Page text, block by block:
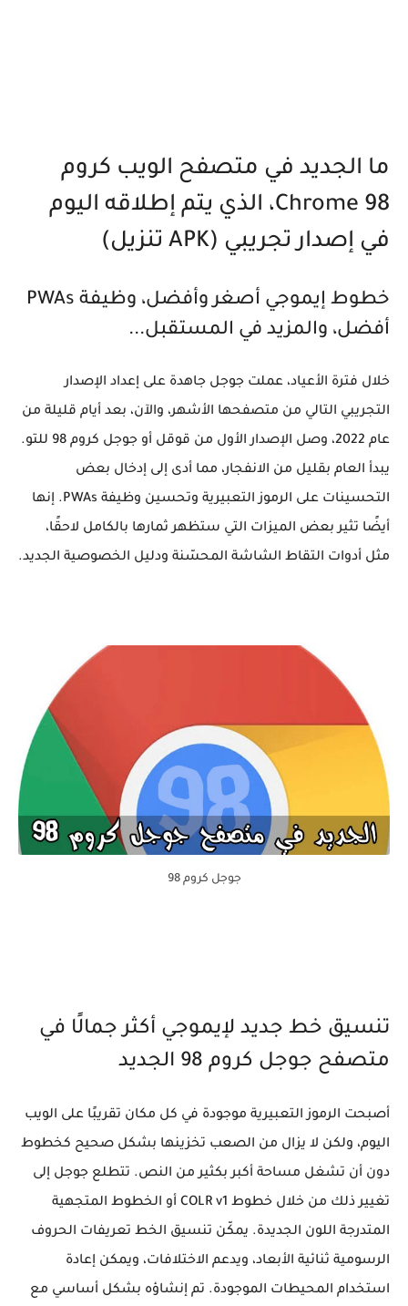
ما الجديد في متصفح الويب كروم
Chrome 98، الذي يتم إطلاقه اليوم
في إصدار تجريبي (APK تنزيل)
خطوط إيموجي أصغر وأفضل، وظيفة PWAs
أفضل، والمزيد في المستقبل...
خلال فترة الأعياد، عملت جوجل جاهدة على إعداد الإصدار
التجريبي التالي من متصفحها الأشهر، والآن، بعد أيام قليلة من
عام 2022، وصل الإصدار الأول من قوقل أو جوجل كروم 98 للتو.
يبدأ العام بقليل من الانفجار، مما أدى إلى إدخال بعض
التحسينات على الرموز التعبيرية وتحسين وظيفة PWAs. إنها
أيضًا تثير بعض الميزات التي ستظهر ثمارها بالكامل لاحقًا،
مثل أدوات التقاط الشاشة المحسّنة ودليل الخصوصية الجديد.
جوجل كروم 98
تنسيق خط جديد لإيموجي أكثر جمالًا في
متصفح جوجل كروم 98 الجديد
أصبحت الرموز التعبيرية موجودة في كل مكان تقريبًا على الويب
اليوم، ولكن لا يزال من الصعب تخزينها بشكل صحيح كخطوط
دون أن تشغل مساحة أكبر بكثير من النص. تتطلع جوجل إلى
تغيير ذلك من خلال خطوط COLR v1 أو الخطوط المتجهية
المتدرجة اللون الجديدة. يمكّن تنسيق الخط تعريفات الحروف
الرسومية ثنائية الأبعاد، ويدعم الاختلافات، ويمكن إعادة
استخدام المحيطات الموجودة. تم إنشاؤه بشكل أساسي مع